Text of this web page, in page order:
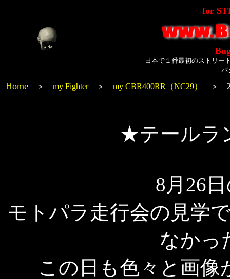
for
日本で１番最初のストリー
バ
Home ＞ my Fighter＞ my CBR400RR（NC29） ＞
★テールラ
8月26
モトパラ走行会の見学
なかっ
この日も色々と画